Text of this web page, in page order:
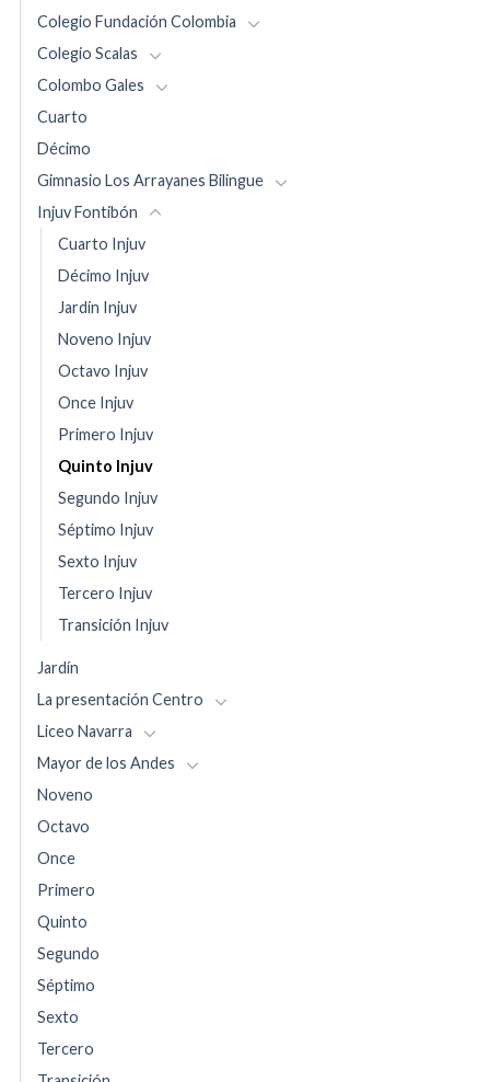
Colegio Fundación Colombia
Colegio Scalas
Colombo Gales
Cuarto
Décimo
Gimnasio Los Arrayanes Bilingue
Injuv Fontibón
Cuarto Injuv
Décimo Injuv
Jardín Injuv
Noveno Injuv
Octavo Injuv
Once Injuv
Primero Injuv
Quinto Injuv
Segundo Injuv
Séptimo Injuv
Sexto Injuv
Tercero Injuv
Transición Injuv
Jardín
La presentación Centro
Liceo Navarra
Mayor de los Andes
Noveno
Octavo
Once
Primero
Quinto
Segundo
Séptimo
Sexto
Tercero